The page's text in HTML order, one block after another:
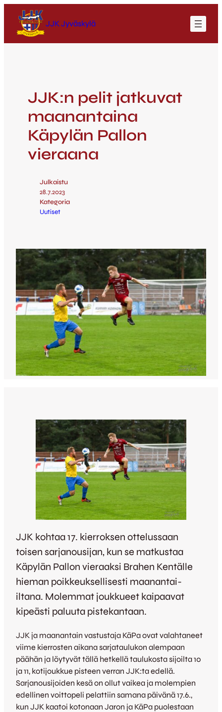
JJK Jyväskylä
JJK:n pelit jatkuvat
maanantaina
Käpylän Pallon
vieraana
Julkaistu
28.7.2023
Kategoria
Uutiset
JJK kohtaa 17. kierroksen ottelussaan
toisen sarjanousijan, kun se matkustaa
Käpylän Pallon vieraaksi Brahen Kentälle
hieman poikkeuksellisesti maanantai-
iltana. Molemmat joukkueet kaipaavat
kipeästi paluuta pistekantaan.
JJK ja maanantain vastustaja KäPa ovat valahtaneet
viime kierrosten aikana sarjataulukon alempaan
päähän ja löytyvät tällä hetkellä taulukosta sijoilta 10
ja 11, kotijoukkue pisteen verran JJK:ta edellä.
Sarjanousijoiden kesä on ollut vaikea ja molempien
edellinen voittopeli pelattiin samana päivänä 17.6.,
kun JJK kaatoi kotonaan Jaron ja KäPa puolestaan